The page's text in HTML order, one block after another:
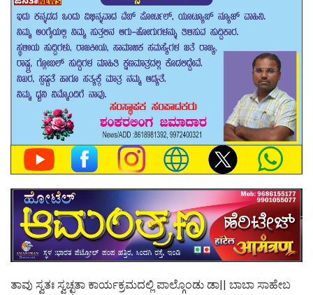
ತಾವು ಸ್ವತಃ ಸ್ವಚ್ಛತಾ ಕಾರ್ಯಕ್ರಮದಲ್ಲಿ ಪಾಲ್ಗೊಂಡು ಡಾ|| ಬಾಬಾ ಸಾಹೇಬ